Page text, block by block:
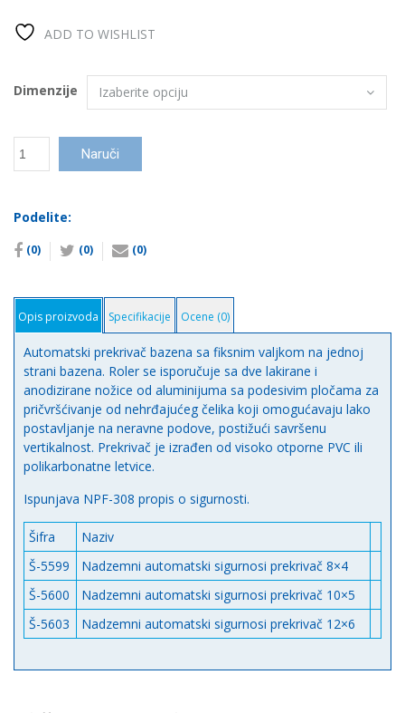
ADD TO WISHLIST
Dimenzije
automatski
количина
Naruči
Podelite:
(0) (0) (0)
Opis proizvoda Specifikacije Ocene (0)
Automatski prekrivač bazena sa fiksnim valjkom na jednoj
strani bazena. Roler se isporučuje sa dve lakirane i
anodizirane nožice od aluminijuma sa podesivim pločama za
pričvršćivanje od nehrđajućeg čelika koji omogućavaju lako
postavljanje na neravne podove, postižući savršenu
vertikalnost. Prekrivač je izrađen od visoko otporne PVC ili
polikarbonatne letvice.
Ispunjava NPF-308 propis o sigurnosti.
Šifra
Naziv
Š-5599
Nadzemni automatski sigurnosi prekrivač 8×4
Š-5600
Nadzemni automatski sigurnosi prekrivač 10×5
Š-5603
Nadzemni automatski sigurnosi prekrivač 12×6